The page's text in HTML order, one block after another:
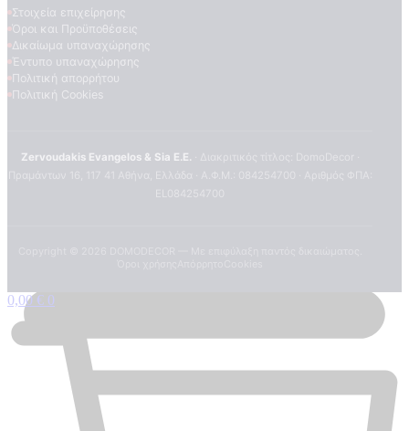
Στοιχεία επιχείρησης
Όροι και Προϋποθέσεις
Δικαίωμα υπαναχώρησης
Έντυπο υπαναχώρησης
Πολιτική απορρήτου
Πολιτική Cookies
Zervoudakis Evangelos & Sia E.E.
0,00 € 0